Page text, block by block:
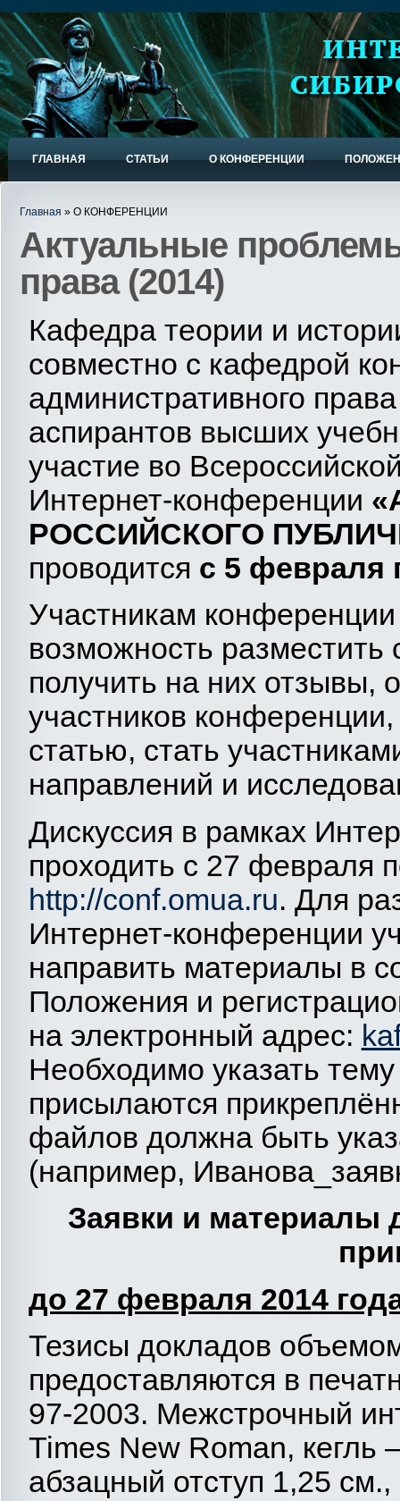
ГЛАВНАЯ СТАТЬИ О КОНФЕРЕНЦИИ
Главная » О КОНФЕРЕНЦИИ
Актуальные
права (2014)
Кафедра теории и
совместно с кафедрой
административного
аспирантов высших
участие во
Интернет-конференции «
РОССИЙСКОГО
проводится с 5 февраля
Участникам
возможность разместить
получить на них отзывы,
участников
статью, стать
направлений и
Дискуссия в рамках
проходить с 27 февраля
http://conf.omua.ru. Для
Интернет-конференции
направить материалы в
Положения и
на электронный адрес:
Необходимо указать
присылаются
файлов должна быть
(например,
Заявки и материалы
до 27 февраля 2014
Тезисы докладов
предоставляются в
97-2003. Межстрочный
Times New Roman, кегль
абзацный отступ 1,25